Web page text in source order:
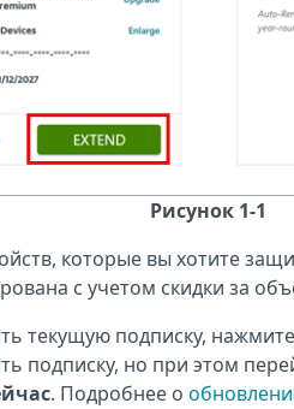
Рисунок 1-1
которые вы хотите
с учетом скидки за
текущую подписку, нажмите
подписку, но при этом
. Подробнее о